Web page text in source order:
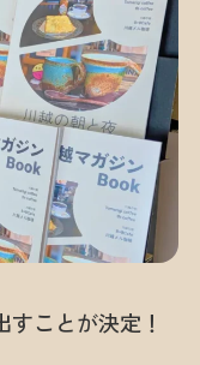
ことが決定！